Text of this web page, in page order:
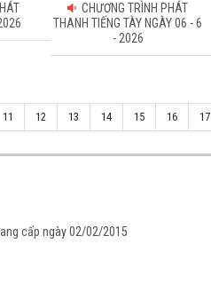
CHƯƠNG TRÌNH PHÁT
THANH TIẾNG TÀY NGÀY 06 - 6
- 2026
11 12 13 14 15 16 17
cấp ngày 02/02/2015